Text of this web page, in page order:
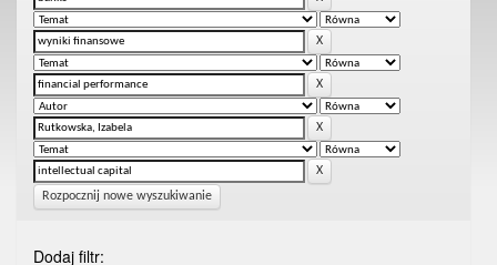
Rozpocznij nowe wyszukiwanie
Dodaj filtr: